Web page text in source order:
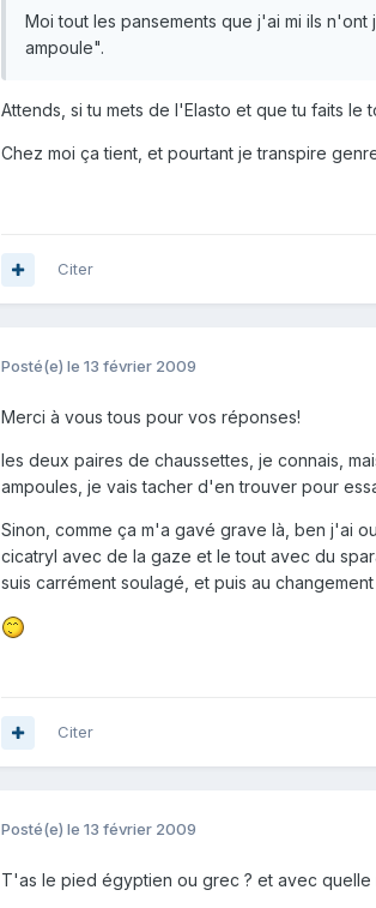
Moi tout les pansements que j'ai mi ils
ampoule".
Attends, si tu mets de l'Elasto et que tu faits le
Chez moi ça tient, et pourtant je transpire
Citer
Posté(e) le 13 février 2009
Merci à vous tous pour vos réponses!
les deux paires de chaussettes, je connais,
ampoules, je vais tacher d'en trouver pour
Sinon, comme ça m'a gavé grave là, ben j'ai
cicatryl avec de la gaze et le tout avec du
suis carrément soulagé, et puis au
Citer
Posté(e) le 13 février 2009
T'as le pied égyptien ou grec ? et avec